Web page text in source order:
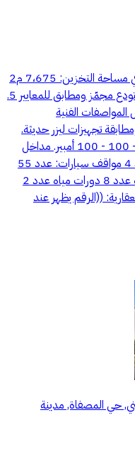
1. المساحة الإجمالية: 12،746م2 2. صافي مساحة التخزين: 7،675 م2
3. ارتفاع الجوانب 11 متر 4. نوع البناء: مستودع مجمّز ومطابق للمعايير 5.
الفنية
تجهيزات ليزر حديثة.
الكهرباء: 4 عدادات [سعات: 200 - 100 - 100 - 100 أمبير. مداخل
شاحنات: عدد 8 رامب تحميل وتفريغ: عدد 4 مواقف سيارات: عدد 55
مرافق إضافية: عدد 8 مكاتب إدارية حديثة عدد 8 دورات مياه عدد 2
((الرقم يظهر عند
حي المصفاة, مدينة